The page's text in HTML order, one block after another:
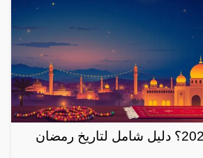
متى رمضان 2025؟ دليل شامل لتاريخ رمضان